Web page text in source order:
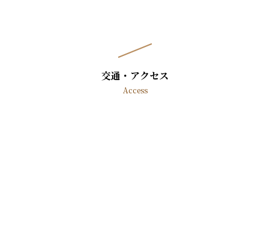
交通・アクセス
Access